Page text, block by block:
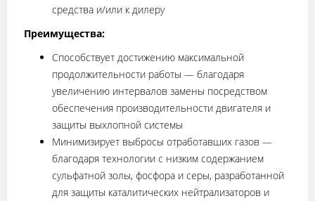
средства и/или к дилеру
Преимущества:
Способствует достижению максимальной
продолжительности работы — благодаря
увеличению интервалов замены посредством
обеспечения производительности двигателя и
защиты выхлопной системы
Минимизирует выбросы отработавших газов —
благодаря технологии с низким содержанием
сульфатной золы, фосфора и серы, разработанной
для защиты каталитических нейтрализаторов и